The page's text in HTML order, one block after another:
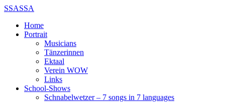
SSASSA
Home
Portrait
Musicians
Tänzerinnen
Ektaal
Verein WOW
Links
School-Shows
Schnabelwetzer – 7 songs in 7 languages